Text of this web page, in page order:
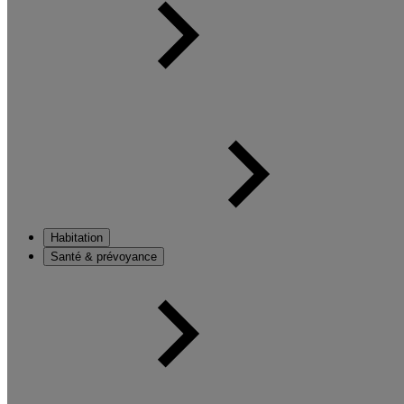
Habitation
Santé & prévoyance